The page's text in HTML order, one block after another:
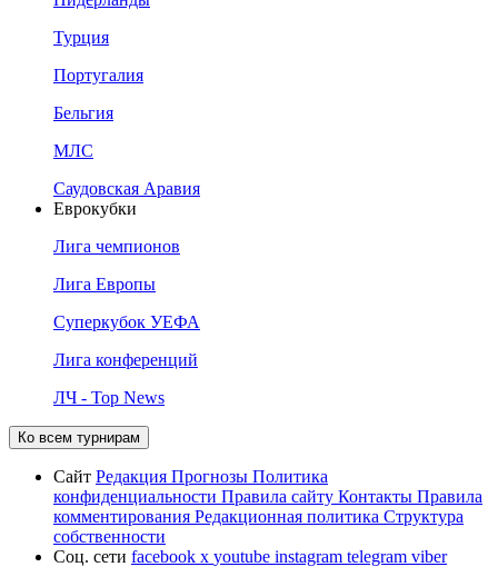
Турция
Португалия
Бельгия
МЛС
Саудовская Аравия
Еврокубки
Лига чемпионов
Лига Европы
Суперкубок УЕФА
Лига конференций
ЛЧ - Top News
Ко всем турнирам
Сайт Редакция Прогнозы Политика
конфиденциальности Правила сайту Контакты Правила
комментирования Редакционная политика Структура
собственности
Соц. сети facebook x youtube instagram telegram viber